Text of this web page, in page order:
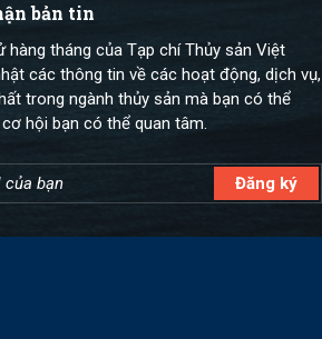
bản tin
hàng tháng của Tạp chí Thủy sản Việt
các thông tin về các hoạt động, dịch vụ,
trong ngành thủy sản mà bạn có thể
hội bạn có thể quan tâm.